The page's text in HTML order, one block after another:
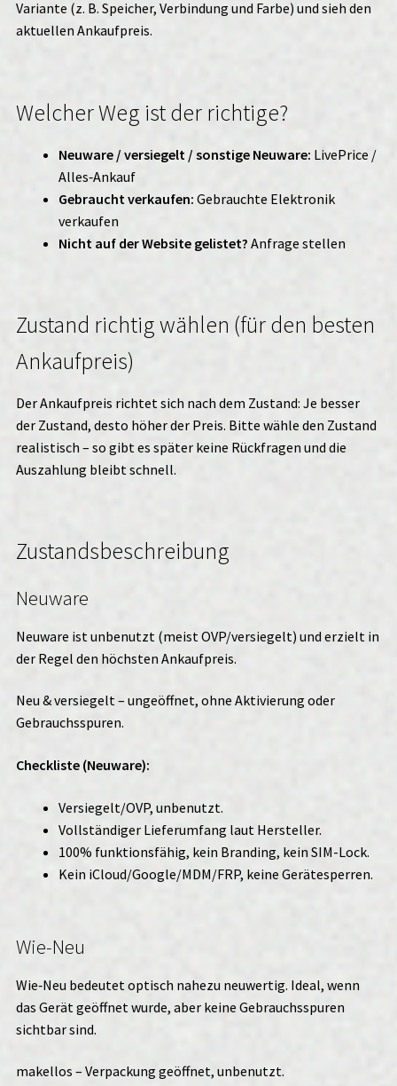
Variante (z. B. Speicher, Verbindung und Farbe) und sieh den
aktuellen Ankaufpreis.
Welcher Weg ist der richtige?
Neuware / versiegelt / sonstige Neuware: LivePrice /
Alles‑Ankauf
Gebraucht verkaufen: Gebrauchte Elektronik
verkaufen
Nicht auf der Website gelistet? Anfrage stellen
Zustand richtig wählen (für den besten
Ankaufpreis)
Der Ankaufpreis richtet sich nach dem Zustand: Je besser
der Zustand, desto höher der Preis. Bitte wähle den Zustand
realistisch – so gibt es später keine Rückfragen und die
Auszahlung bleibt schnell.
Zustandsbeschreibung
Neuware
Neuware ist unbenutzt (meist OVP/versiegelt) und erzielt in
der Regel den höchsten Ankaufpreis.
Neu & versiegelt – ungeöffnet, ohne Aktivierung oder
Gebrauchsspuren.
Checkliste (Neuware):
Versiegelt/OVP, unbenutzt.
Vollständiger Lieferumfang laut Hersteller.
100% funktionsfähig, kein Branding, kein SIM-Lock.
Kein iCloud/Google/MDM/FRP, keine Gerätesperren.
Wie-Neu
Wie‑Neu bedeutet optisch nahezu neuwertig. Ideal, wenn
das Gerät geöffnet wurde, aber keine Gebrauchsspuren
sichtbar sind.
makellos – Verpackung geöffnet, unbenutzt.